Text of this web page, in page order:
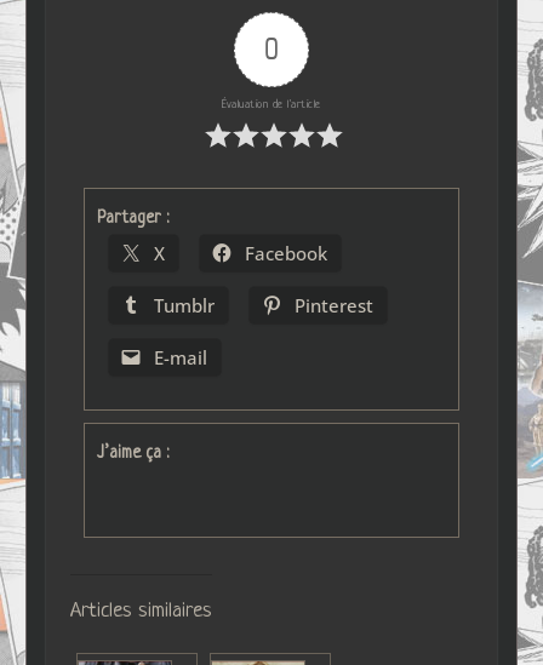
0
Évaluation de l'article
Partager :
X Facebook
Tumblr Pinterest
E-mail
J’aime ça :
Articles similaires